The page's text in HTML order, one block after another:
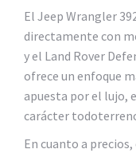
El Jeep Wrangler
directamente con
y el Land Rover
ofrece un enfoque
apuesta por el lujo,
carácter
En cuanto a